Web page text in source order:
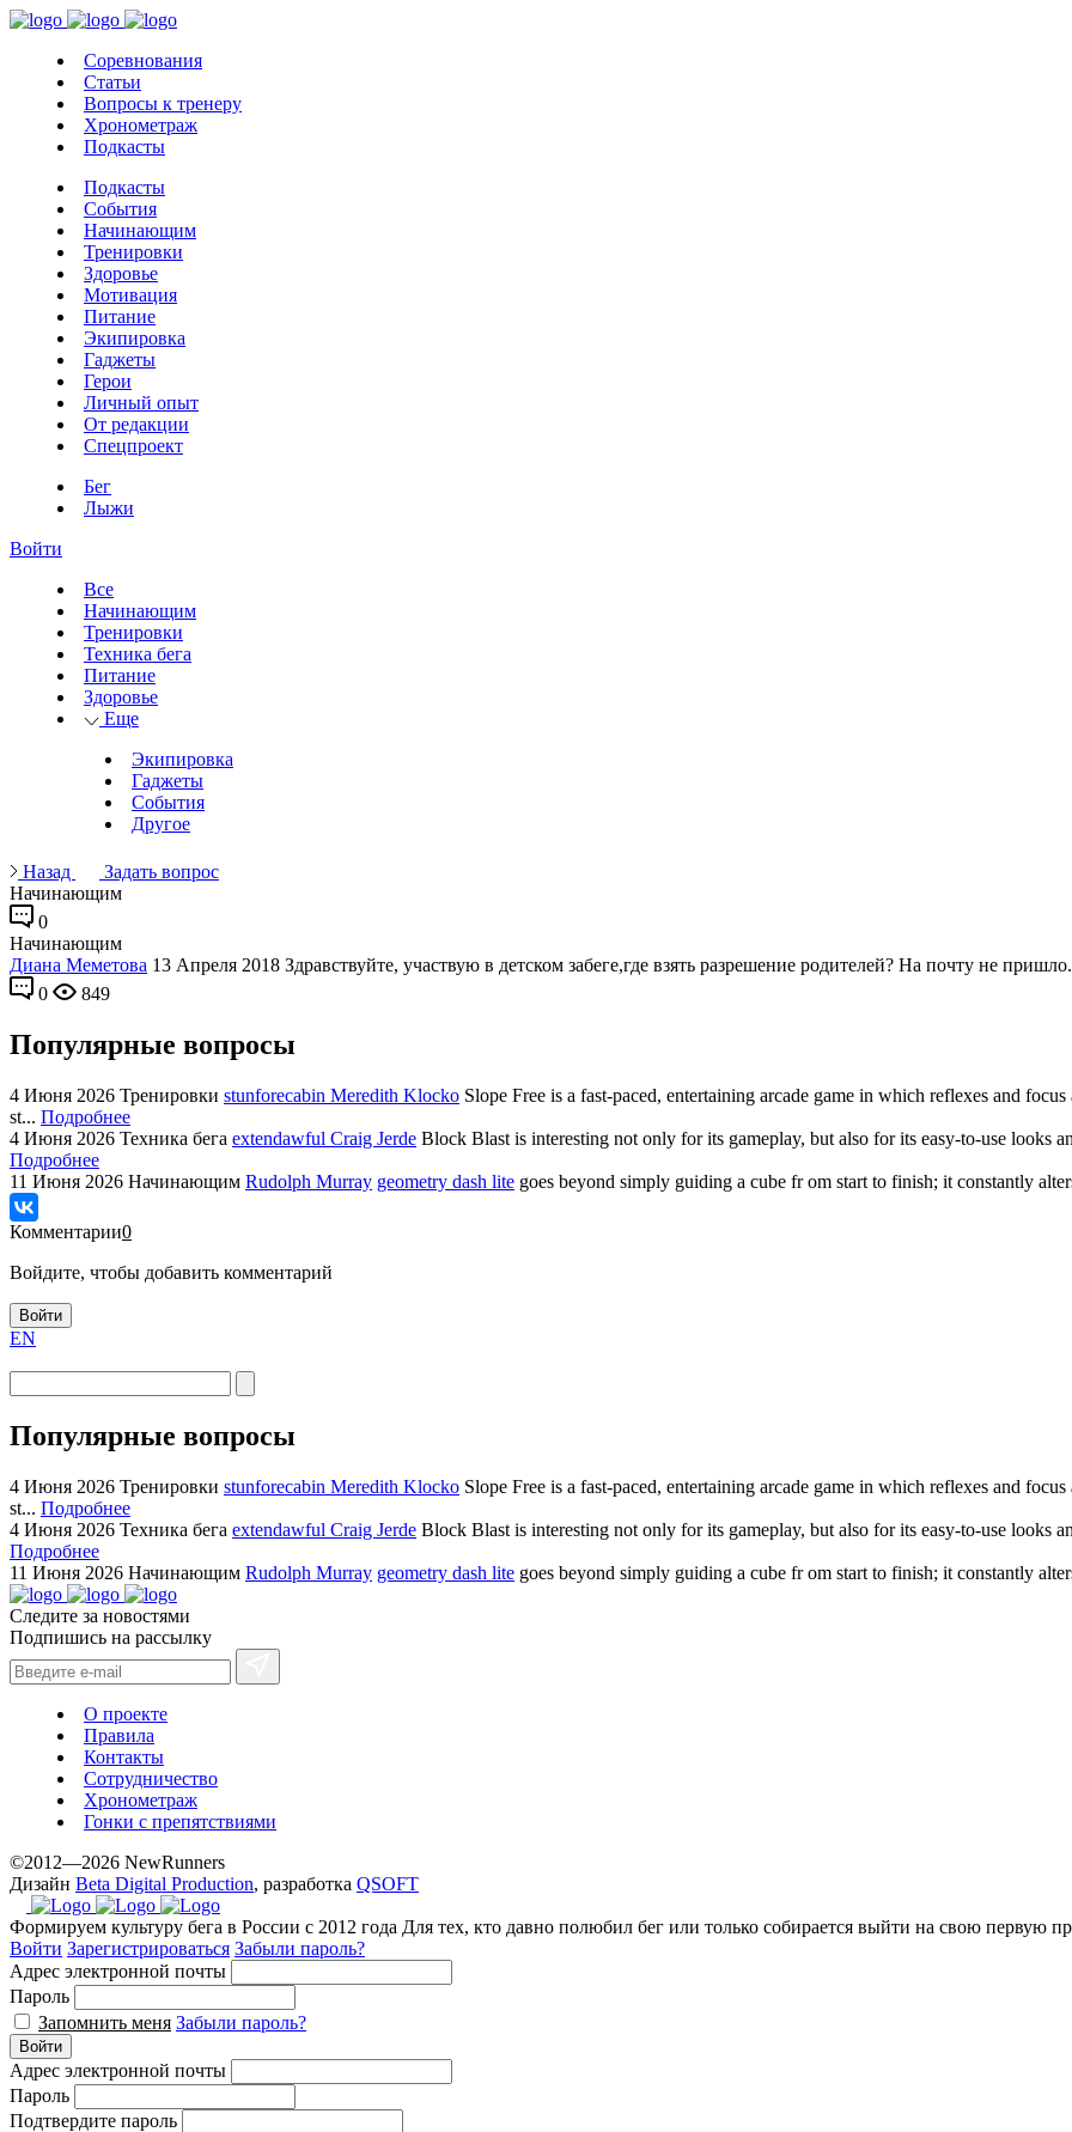
Соревнования
Статьи
Вопросы к тренеру
Хронометраж
Подкасты
Подкасты
События
Начинающим
Тренировки
Здоровье
Мотивация
Питание
Экипировка
Гаджеты
Герои
Личный опыт
От редакции
Спецпроект
Бег
Лыжи
Войти
Все
Начинающим
Тренировки
Техника бега
Питание
Здоровье
Еще
Экипировка
Гаджеты
События
Другое
Назад
Задать вопрос
Начинающим
0
Начинающим
Диана Меметова 13 Апреля 2018 Здравствуйте, участвую в детском забеге,где взять разрешение родителей? На почту не пришло.
0
849
Популярные вопросы
4 Июня 2026 Тренировки stunforecabin Meredith Klocko Slope Free is a fast-paced, entertaining arcade game in which reflexes and
st... Подробнее
4 Июня 2026 Техника бега extendawful Craig Jerde Block Blast is interesting not only for its gameplay, but also for its easy-to-use looks
Подробнее
11 Июня 2026 Начинающим Rudolph Murray geometry dash lite goes beyond simply guiding a cube fr om start to finish; it constantly
Комментарии0
Войдите, чтобы добавить комментарий
Войти
EN
Популярные вопросы
4 Июня 2026 Тренировки stunforecabin Meredith Klocko Slope Free is a fast-paced, entertaining arcade game in which reflexes and
st... Подробнее
4 Июня 2026 Техника бега extendawful Craig Jerde Block Blast is interesting not only for its gameplay, but also for its easy-to-use looks
Подробнее
11 Июня 2026 Начинающим Rudolph Murray geometry dash lite goes beyond simply guiding a cube fr om start to finish; it constantly
Следите за новостями
Подпишись на рассылку
О проекте
Правила
Контакты
Сотрудничество
Хронометраж
Гонки с препятствиями
©2012—2026 NewRunners
Дизайн Beta Digital Production, разработка QSOFT
Формируем культуру бега в России с 2012 года Для тех, кто давно полюбил бег или только собирается выйти на свою первую
Войти Зарегистрироваться Забыли пароль?
Адрес электронной почты
Пароль
Запомнить меня Забыли пароль?
Войти
Адрес электронной почты
Пароль
Подтвердите пароль